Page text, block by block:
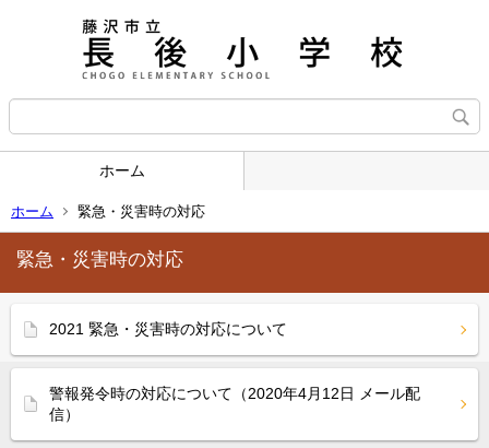
ホーム
ホーム 緊急・災害時の対応
緊急・災害時の対応
2021 緊急・災害時の対応について
警報発令時の対応について（2020年4月12日 メール配
信）